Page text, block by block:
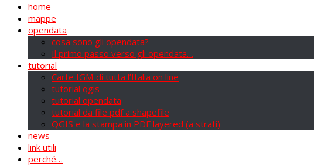
home
mappe
opendata
cosa sono gli opendata?
Il primo passo verso gli opendata…
tutorial
Carte IGM di tutta l’Italia on line
tutorial qgis
tutorial opendata
tutorial da file pdf a shapefile
QGIS e la stampa in PDF layered (a strati)
news
link utili
perché…